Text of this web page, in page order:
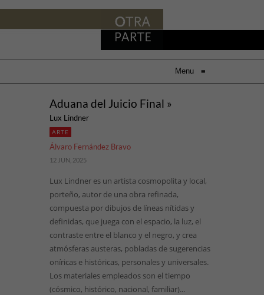
Menu ≡
Aduana del Juicio Final »
Lux Lindner
ARTE
Álvaro Fernández Bravo
12 JUN, 2025
Lux Lindner es un artista cosmopolita y local,
porteño, autor de una obra refinada,
compuesta por dibujos de líneas nítidas y
definidas, que juega con el espacio, la luz, el
contraste entre el blanco y el negro, y crea
atmósferas austeras, pobladas de sugerencias
oníricas e históricas, personales y universales.
Los materiales empleados son el tiempo
(cósmico, histórico, nacional, familiar)...